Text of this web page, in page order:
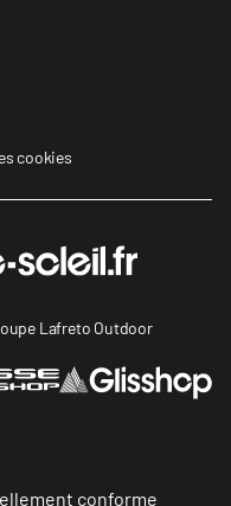
cookies
Lafreto Outdoor
conforme